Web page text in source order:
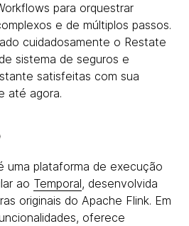
para orquestrar
e de múltiplos passos.
cuidadosamente o Restate
sistema de seguros e
satisfeitas com sua
até agora.
uma plataforma de execução
ao Temporal, desenvolvida
originais do Apache Flink. Em
oferece